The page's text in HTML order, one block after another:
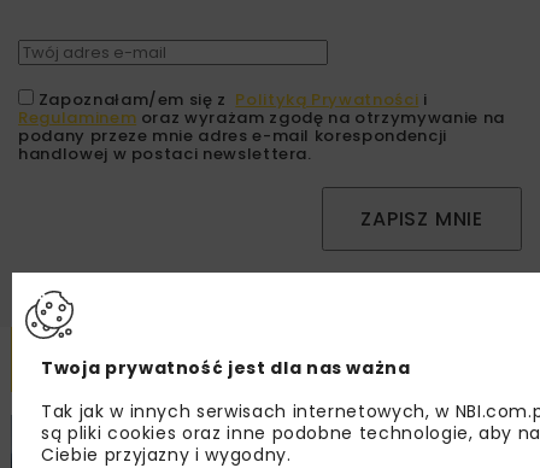
Zapoznałam/em się z Polityką Prywatności i
Regulaminem oraz wyrażam zgodę na otrzymywanie na
podany przeze mnie adres e-mail korespondencji
handlowej w postaci newslettera.
ZAPISZ MNIE
Powiązane artykuły
KOLEJ WIADOMOŚCI INWESTYCJE
Twoja prywatność jest dla nas ważna
Tak jak w innych serwisach internetowych, w
są pliki cookies oraz inne podobne technologie, aby
Ciebie przyjazny i wygodny.